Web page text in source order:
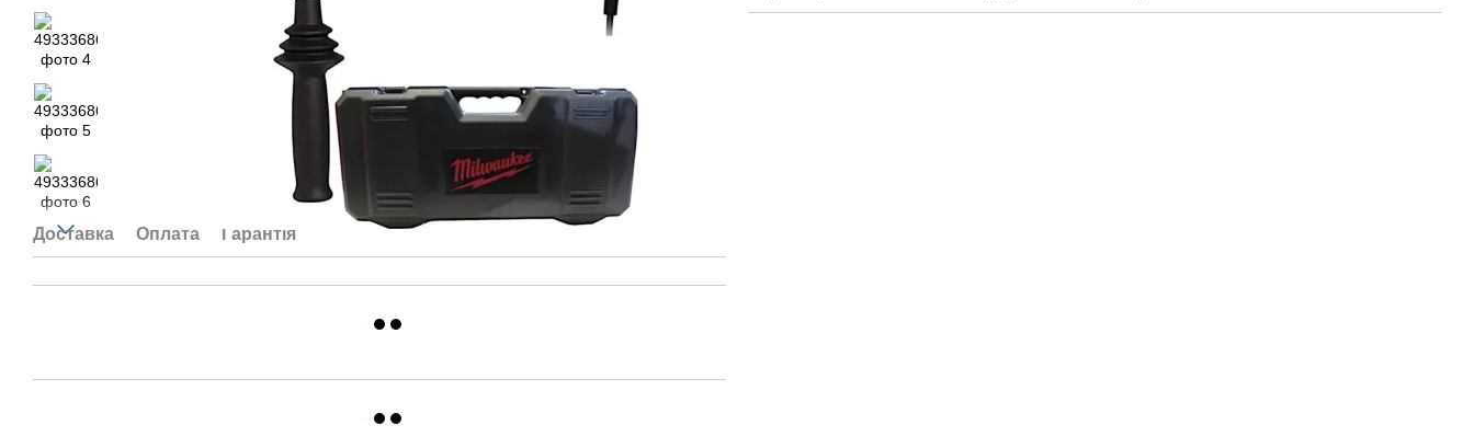
Доставка Оплата Гарантія